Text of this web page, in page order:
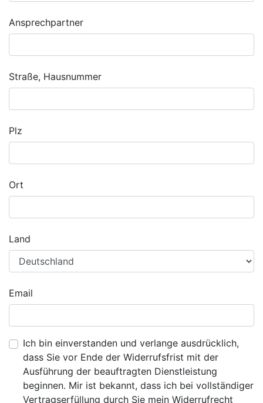
Ansprechpartner
Straße, Hausnummer
Plz
Ort
Land
Email
Ich bin einverstanden und verlange ausdrücklich,
dass Sie vor Ende der Widerrufsfrist mit der
Ausführung der beauftragten Dienstleistung
beginnen. Mir ist bekannt, dass ich bei vollständiger
Vertragserfüllung durch Sie mein Widerrufrecht